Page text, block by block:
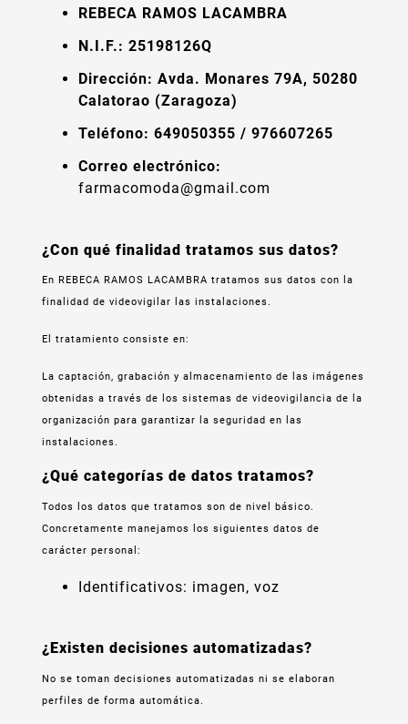
REBECA RAMOS LACAMBRA
N.I.F.: 25198126Q
Dirección: Avda. Monares 79A, 50280
Calatorao (Zaragoza)
Teléfono: 649050355 / 976607265
Correo electrónico:
farmacomoda@gmail.com
¿Con qué finalidad tratamos sus datos?
En REBECA RAMOS LACAMBRA tratamos sus datos con la
finalidad de videovigilar las instalaciones.
El tratamiento consiste en:
La captación, grabación y almacenamiento de las imágenes
obtenidas a través de los sistemas de videovigilancia de la
organización para garantizar la seguridad en las
instalaciones.
¿Qué categorías de datos tratamos?
Todos los datos que tratamos son de nivel básico.
Concretamente manejamos los siguientes datos de
carácter personal:
Identificativos: imagen, voz
¿Existen decisiones automatizadas?
No se toman decisiones automatizadas ni se elaboran
perfiles de forma automática.